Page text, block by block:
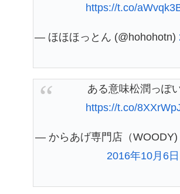
https://t.co/
— ほほほっとん (@hohohotn)
ある意味松潤っぽ
https://t.co/
— からあげ専門店（WOODY)
2016年10月6日